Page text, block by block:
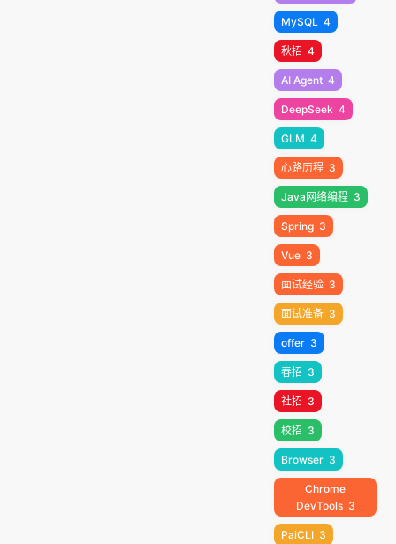
MySQL 4
秋招 4
AI Agent 4
DeepSeek 4
GLM 4
心路历程 3
Java网络编程 3
Spring 3
Vue 3
面试经验 3
面试准备 3
offer 3
春招 3
社招 3
校招 3
Browser 3
Chrome
DevTools 3
PaiCLI 3